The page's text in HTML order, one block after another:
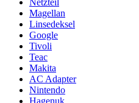
Netzteil
Magellan
Linsedeksel
Google
Tivoli
Teac
Makita
AC Adapter
Nintendo
Hagenuk